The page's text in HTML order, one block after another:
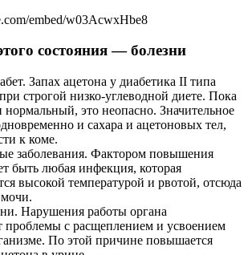
embed/w03AcwxHbe8
состояния — болезни
Запах ацетона у диабетика II типа
строгой низко-углеводной диете. Пока
нормальный, это неопасно. Значительное
и сахара и ацетоновых тел,
к коме.
заболевания. Фактором повышения
быть любая инфекция, которая
высокой температурой и рвотой, отсюда
мочи.
Нарушения работы органа
проблемы с расщеплением и усвоением
По этой причине повышается